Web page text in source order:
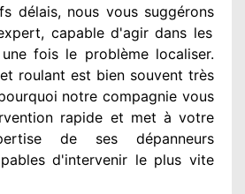
délais, nous vous suggérons
, capable d'agirdans les
fois le problèmelocaliser.
roulant est bien souvent très
notre compagnie vous
rapide et met à votre
de ses dépanneurs
d'intervenir le plus vite